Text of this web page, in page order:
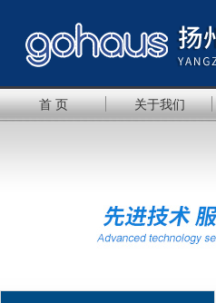
首 页 关于我们